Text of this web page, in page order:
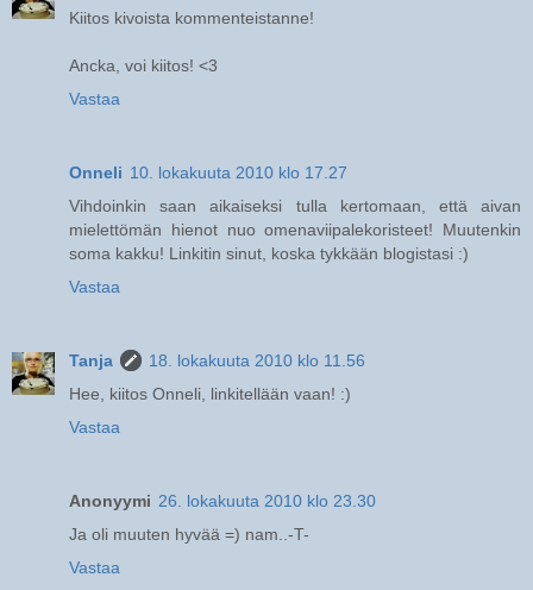
Kiitos kivoista kommenteistanne!
Ancka, voi kiitos! <3
Vastaa
Onneli 10. lokakuuta 2010 klo 17.27
Vihdoinkin saan aikaiseksi tulla kertomaan, että aivan
mielettömän hienot nuo omenaviipalekoristeet! Muutenkin
soma kakku! Linkitin sinut, koska tykkään blogistasi :)
Vastaa
Tanja
18. lokakuuta 2010 klo 11.56
Hee, kiitos Onneli, linkitellään vaan! :)
Vastaa
Anonyymi 26. lokakuuta 2010 klo 23.30
Ja oli muuten hyvää =) nam..-T-
Vastaa